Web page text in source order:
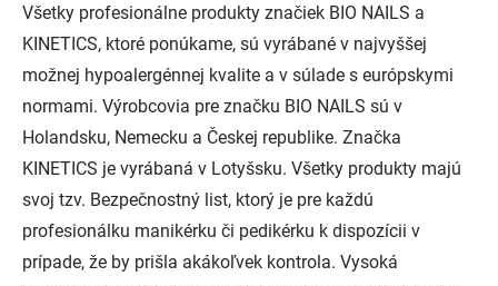
Všetky profesionálne produkty značiek BIO NAILS a
KINETICS, ktoré ponúkame, sú vyrábané v najvyššej
možnej hypoalergénnej kvalite a v súlade s európskymi
normami. Výrobcovia pre značku BIO NAILS sú v
Holandsku, Nemecku a Českej republike. Značka
KINETICS je vyrábaná v Lotyšsku. Všetky produkty majú
svoj tzv. Bezpečnostný list, ktorý je pre každú
profesionálku manikérku či pedikérku k dispozícii v
prípade, že by prišla akákoľvek kontrola. Vysoká